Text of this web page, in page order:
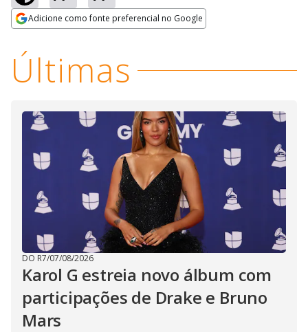
Adicione como fonte preferencial no Google
Ativar
43.23%
Últimas
DO R7/07/08/2026
Karol G estreia novo álbum com
participações de Drake e Bruno
Mars